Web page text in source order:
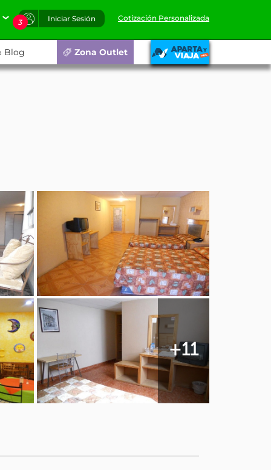
3 Iniciar Sesión Cotización Personalizada
Blog Zona Outlet
+11